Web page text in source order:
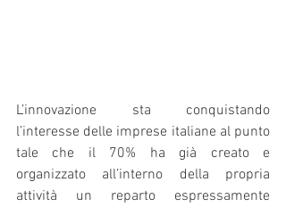
L’innovazione sta conquistando
l’interesse delle imprese italiane al punto
tale che il 70% ha già creato e
organizzato all’interno della propria
attività un reparto espressamente